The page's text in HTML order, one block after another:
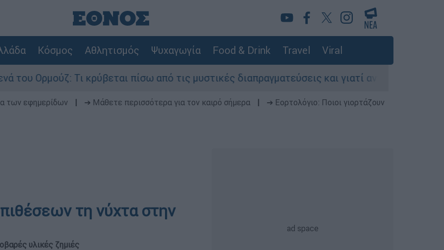
Κόσμος Αθλητισμός Ψυχαγωγία Food & Drink Travel Viral
Τι κρύβεται πίσω από τις μυστικές διαπραγματεύσεις και γιατί αντιδρούν οι ΗΠΑ
των εφημερίδων ➔ Μάθετε περισσότερα για τον καιρό σήμερα
➔ Εορτολόγιο: Ποιοι γιορτάζουν
τη νύχτα στην
υλικές ζημιές